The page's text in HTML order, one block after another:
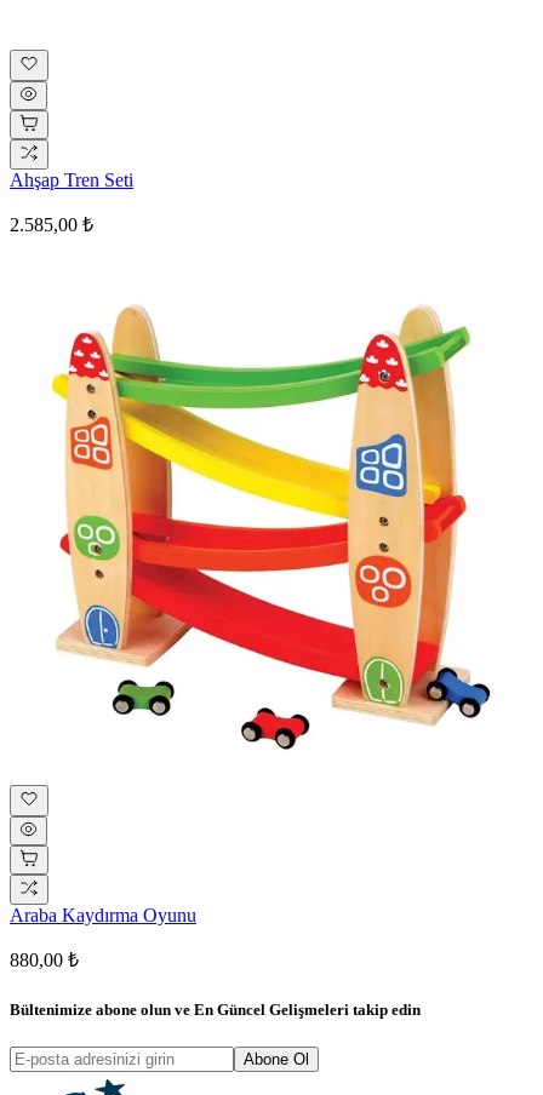
Ahşap Tren Seti
2.585,00 ₺
Araba Kaydırma Oyunu
880,00 ₺
Bültenimize abone olun ve En Güncel Gelişmeleri takip edin
Abone Ol